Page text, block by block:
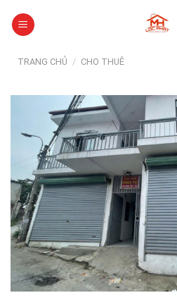
TRANG CHỦ / CHO THUÊ